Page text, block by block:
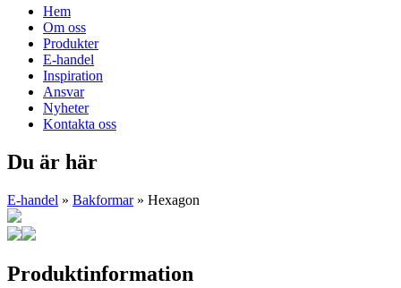
Hem
Om oss
Produkter
E-handel
Inspiration
Ansvar
Nyheter
Kontakta oss
Du är här
E-handel » Bakformar» Hexagon
Produktinformation